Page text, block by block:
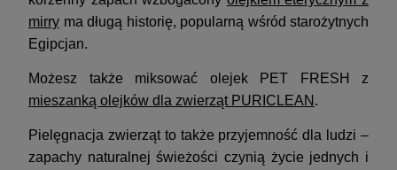
mirry ma długą historię, popularną wśród starożytnych
Egipcjan.
Możesz także miksować olejek PET FRESH z
mieszanką olejków dla zwierząt PURICLEAN .
Pielęgnacja zwierząt to także przyjemność dla ludzi –
zapachy naturalnej świeżości czynią życie jednych i